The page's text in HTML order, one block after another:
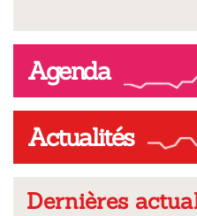
Agenda
Actualités
Dernières